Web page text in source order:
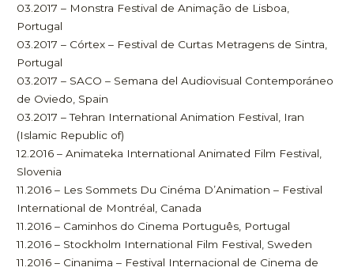
03.2017 – Monstra Festival de Animação de Lisboa,
Portugal
03.2017 – Córtex – Festival de Curtas Metragens de Sintra,
Portugal
03.2017 – SACO – Semana del Audiovisual Contemporáneo
de Oviedo, Spain
03.2017 – Tehran International Animation Festival, Iran
(Islamic Republic of)
12.2016 – Animateka International Animated Film Festival,
Slovenia
11.2016 – Les Sommets Du Cinéma D’Animation – Festival
International de Montréal, Canada
11.2016 – Caminhos do Cinema Português, Portugal
11.2016 – Stockholm International Film Festival, Sweden
11.2016 – Cinanima – Festival Internacional de Cinema de